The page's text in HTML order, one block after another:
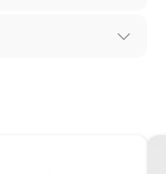
y algunas